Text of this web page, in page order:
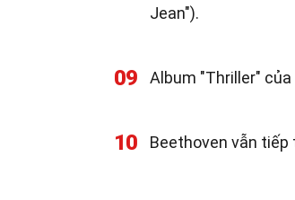
Jean").
09 Album "Thriller"
10 Beethoven vẫn